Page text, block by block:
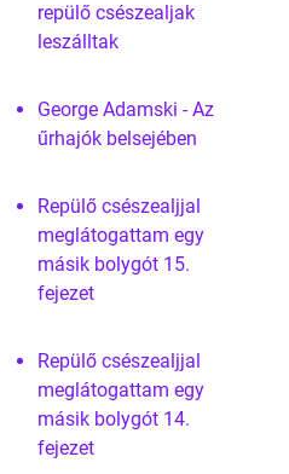
repülő csészealjak
leszálltak
George Adamski - Az
űrhajók belsejében
Repülő csészealjjal
meglátogattam egy
másik bolygót 15.
fejezet
Repülő csészealjjal
meglátogattam egy
másik bolygót 14.
fejezet